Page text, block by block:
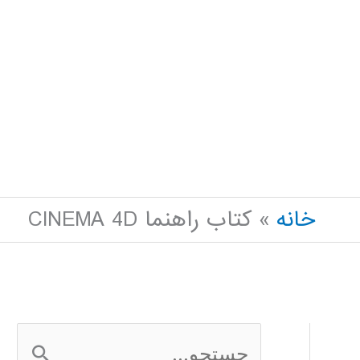
خانه
کتاب راهنما CINEMA 4D